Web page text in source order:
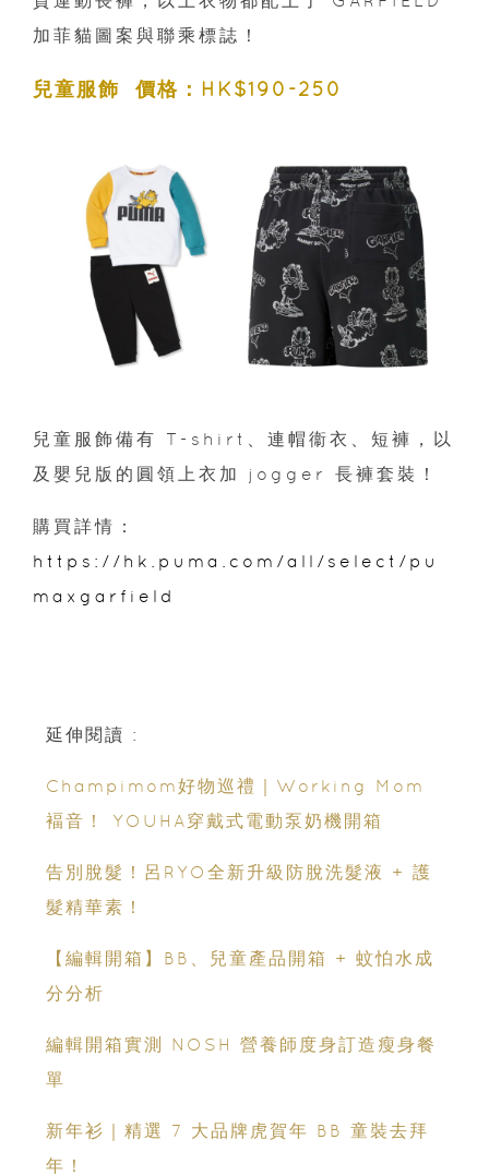
加菲貓圖案與聯乘標誌！
兒童服飾 價格：HK$190-250
兒童服飾備有 T-shirt、連帽衞衣、短褲，以
及嬰兒版的圓領上衣加 jogger 長褲套裝！
購買詳情：
https://hk.puma.com/all/select/pu
maxgarfield
延伸閱讀 :
Champimom好物巡禮｜Working Mom
褔音！ YOUHA穿戴式電動泵奶機開箱
告別脫髮！呂RYO全新升級防脫洗髮液 + 護
髮精華素！
【編輯開箱】BB、兒童產品開箱 + 蚊怕水成
分分析
編輯開箱實測 NOSH 營養師度身訂造瘦身餐
單
新年衫｜精選 7 大品牌虎賀年 BB 童裝去拜
年！